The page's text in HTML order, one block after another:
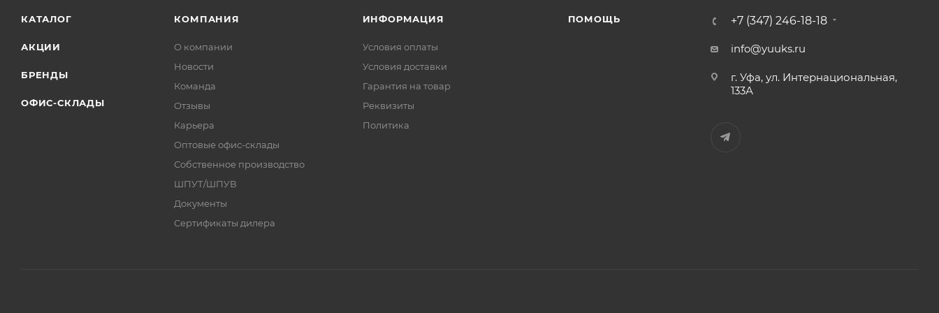
КАТАЛОГ
АКЦИИ
БРЕНДЫ
ОФИС-СКЛАДЫ
КОМПАНИЯ
О компании
Новости
Команда
Отзывы
Карьера
Оптовые офис-склады
Собственное производство
ШПУТ/ШПУВ
Документы
Сертификаты дилера
ИНФОРМАЦИЯ
Условия оплаты
Условия доставки
Гарантия на товар
Реквизиты
Политика
ПОМОЩЬ +7 (347) 246-18-18
info@yuuks.ru
г. Уфа, ул. Интернациональная,
133А